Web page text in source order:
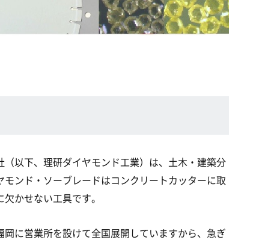
以下、理研ダイヤモンド工業）は、土木・建築分
ンド・ソーブレードはコンクリートカッターに取
かせない工具です。
に営業所を設けて全国展開していますから、急ぎ